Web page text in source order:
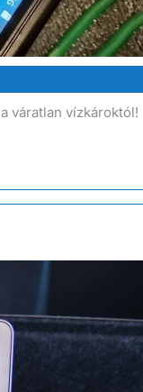
váratlan vízkároktól!